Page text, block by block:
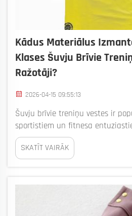
Kādus Materiālus
Klases Šuvju Brīvie
Ražotāji?
2026-04-15 09:55:13
Šuvju brīvie treniņu vestes ir
sportistiem un fitnesa
stila dēļ. Uzņēmumā Bizarre mēs
labu treniņu vesti. Vestes
materiāli ir ļoti svarīgi. Labākie
SKATĪT VAIRĀK